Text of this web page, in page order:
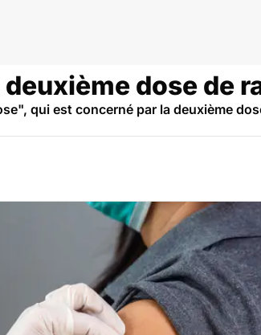
dose de
qui est concerné par la deuxième